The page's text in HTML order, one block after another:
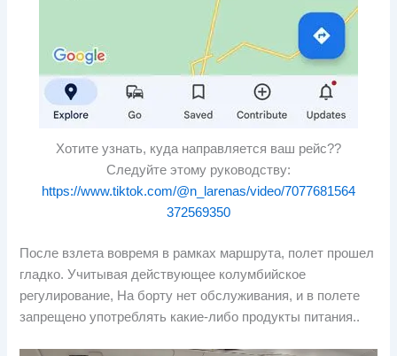
Хотите узнать, куда направляется ваш рейс??
Следуйте этому руководству:
https://www.tiktok.com/@n_larenas/video/7077681564
372569350
После взлета вовремя в рамках маршрута, полет прошел
гладко. Учитывая действующее колумбийское
регулирование, На борту нет обслуживания, и в полете
запрещено употреблять какие-либо продукты питания..